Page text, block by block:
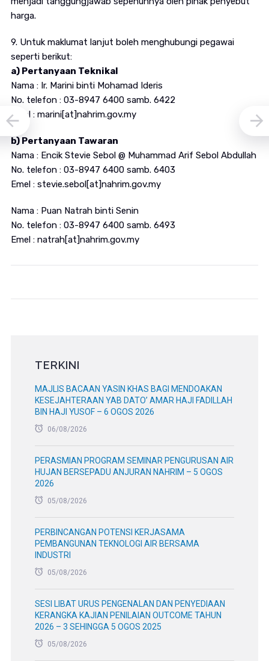
harga.
9. Untuk maklumat lanjut boleh menghubungi pegawai
seperti berikut:
a) Pertanyaan Teknikal
Nama : Ir. Marini binti Mohamad Ideris
No. telefon : 03-8947 6400 samb. 6422
Emel : marini[at]nahrim.gov.my
b) Pertanyaan Tawaran
Nama : Encik Stevie Sebol @ Muhammad Arif Sebol Abdullah
No. telefon : 03-8947 6400 samb. 6403
Emel : stevie.sebol[at]nahrim.gov.my
Nama : Puan Natrah binti Senin
No. telefon : 03-8947 6400 samb. 6493
Emel : natrah[at]nahrim.gov.my
TERKINI
MAJLIS BACAAN YASIN KHAS BAGI MENDOAKAN
KESEJAHTERAAN YAB DATO’ AMAR HAJI FADILLAH
BIN HAJI YUSOF – 6 OGOS 2026
06/08/2026
PERASMIAN PROGRAM SEMINAR PENGURUSAN AIR
HUJAN BERSEPADU ANJURAN NAHRIM – 5 OGOS
2026
05/08/2026
PERBINCANGAN POTENSI KERJASAMA
PEMBANGUNAN TEKNOLOGI AIR BERSAMA
INDUSTRI
05/08/2026
SESI LIBAT URUS PENGENALAN DAN PENYEDIAAN
KERANGKA KAJIAN PENILAIAN OUTCOME TAHUN
2026 – 3 SEHINGGA 5 OGOS 2025
05/08/2026